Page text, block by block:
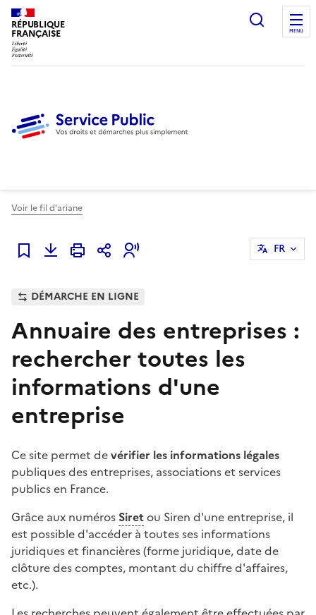
RÉPUBLIQUE
FRANÇAISE
Ouvrir
MENU
Voir le fil d'ariane
Ajouter à mes favoris
FR
DÉMARCHE EN LIGNE
Annuaire des entreprises :
rechercher toutes les
informations d'une
entreprise
Ce site permet devérifier les informations légales
publiques des entreprises, associations et services
publics en France.
Grâce aux numéros Siretou Siren d'une entreprise, il
est possible d'accéder à toutes ses informations
juridiques et financières (forme juridique, date de
clôture des comptes, montant du chiffre d'affaires,
etc.).